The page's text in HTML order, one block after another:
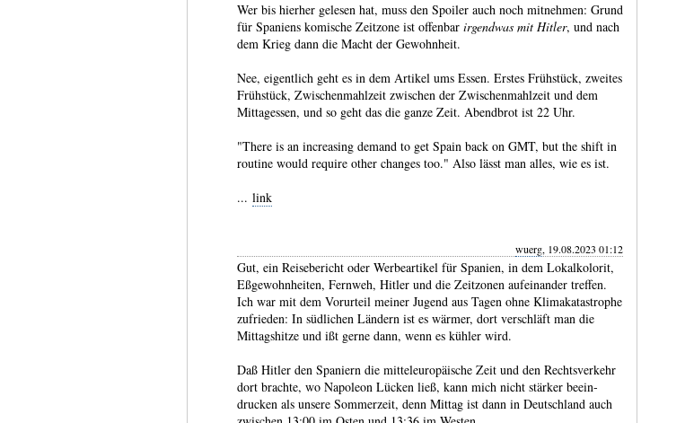
Wer bis hierher gelesen hat, muss den Spoiler auch noch mitnehmen: Grund
für Spaniens komische Zeitzone ist offenbar irgendwas mit Hitler, und nach
dem Krieg dann die Macht der Gewohnheit.
Nee, eigentlich geht es in dem Artikel ums Essen. Erstes Frühstück, zweites
Frühstück, Zwischenmahlzeit zwischen der Zwischenmahlzeit und dem
Mittagessen, und so geht das die ganze Zeit. Abendbrot ist 22 Uhr.
"There is an increasing demand to get Spain back on GMT, but the shift in
routine would require other changes too." Also lässt man alles, wie es ist.
... link
wuerg, 19.08.2023 01:12
Gut, ein Reisebericht oder Werbeartikel für Spanien, in dem Lokal­kolorit,
Eßge­wohn­heiten, Fernweh, Hitler und die Zeit­zonen aufein­ander treffen.
Ich war mit dem Vorurteil meiner Jugend aus Tagen ohne Klima­kata­strophe
zufrie­den: In süd­lichen Ländern ist es wärmer, dort ver­schläft man die
Mittags­hitze und ißt gerne dann, wenn es kühler wird.
Daß Hitler den Spaniern die mittel­euro­päische Zeit und den Rechts­verkehr
dort brachte, wo Napo­leon Lücken ließ, kann mich nicht stärker beein­
drucken als unsere Sommer­zeit, denn Mittag ist dann in Deutsch­land auch